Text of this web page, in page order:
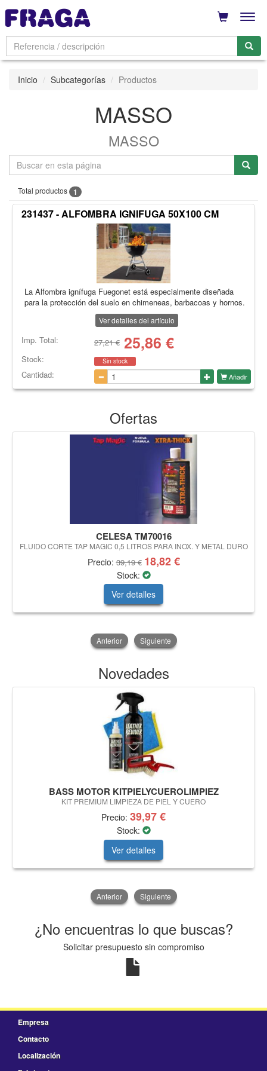
Inicio Subcategorías Productos
MASSO
MASSO
Total productos 1
231437 - ALFOMBRA IGNIFUGA 50X100 CM
La Alfombra ignífuga Fuegonet está especialmente diseñada
para la protección del suelo en chimeneas, barbacoas y hornos.
Ver detalles del artículo
Imp. Total: 27,21 € 25,86 €
Stock: Sin stock
Cantidad: Añadir
Ofertas
CELESA TM70016
FLUIDO CORTE TAP MAGIC 0,5 LITROS PARA INOX. Y METAL DURO
Precio:39,19 € 18,82 €
Stock:
Ver detalles
Anterior Siguiente
Novedades
BASS MOTOR KITPIELYCUEROLIMPIEZ
KIT PREMIUM LIMPIEZA DE PIEL Y CUERO
Precio: 39,97 €
Stock:
Ver detalles
Anterior Siguiente
¿No encuentras lo que buscas?
Solicitar presupuesto sin compromiso
Empresa
Contacto
Localización